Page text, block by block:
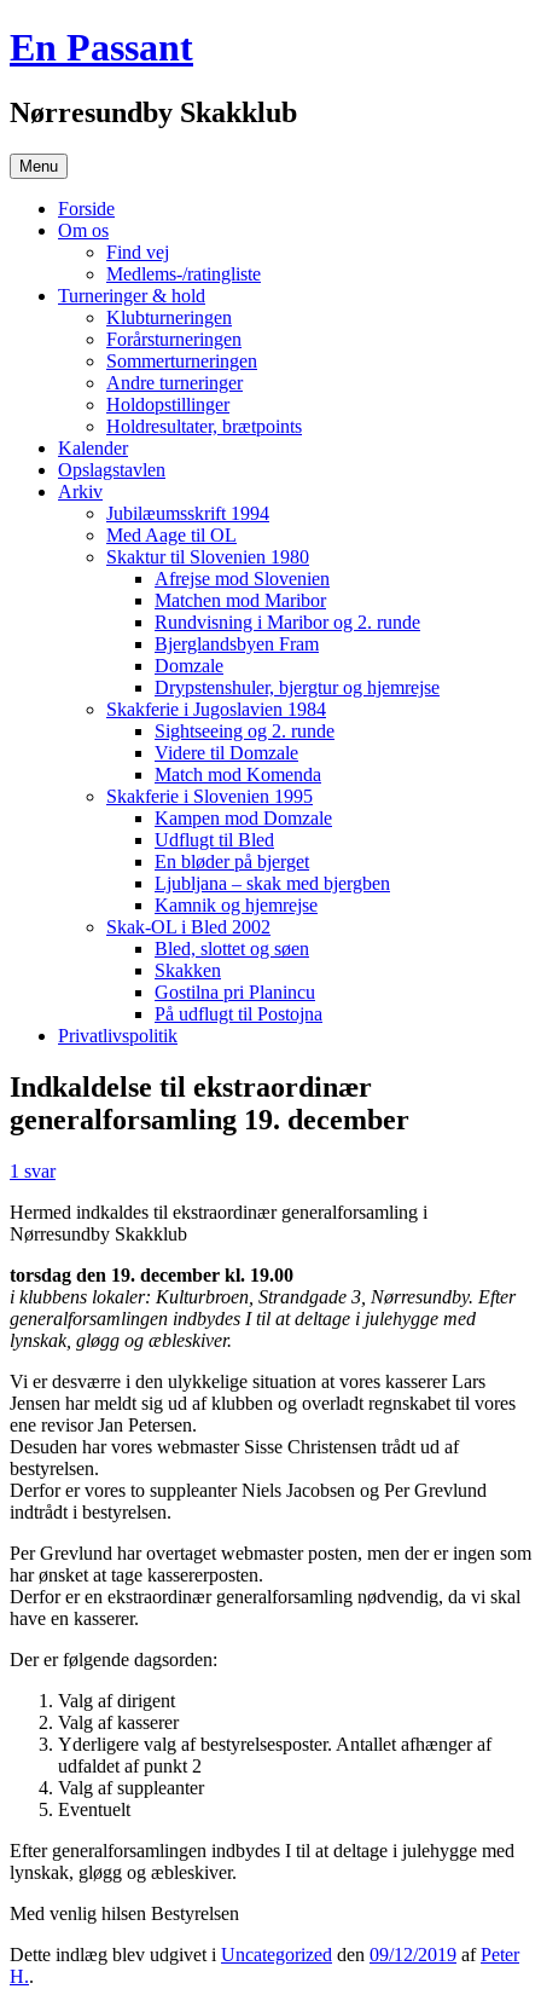
Hop
til
En Passant
Nørresundby Skakklub
Menu
Forside
Om os
Find vej
Medlems-/ratingliste
Turneringer & hold
Klubturneringen
Forårsturneringen
Sommerturneringen
Andre turneringer
Holdopstillinger
Holdresultater, brætpoints
Kalender
Opslagstavlen
Arkiv
Jubilæumsskrift 1994
Med Aage til OL
Skaktur til Slovenien 1980
Afrejse mod Slovenien
Matchen mod Maribor
Rundvisning i Maribor og 2. runde
Bjerglandsbyen Fram
Domzale
Drypstenshuler, bjergtur og hjemrejse
Skakferie i Jugoslavien 1984
Sightseeing og 2. runde
Videre til Domzale
Match mod Komenda
Skakferie i Slovenien 1995
Kampen mod Domzale
Udflugt til Bled
En bløder på bjerget
Ljubljana – skak med bjergben
Kamnik og hjemrejse
Skak-OL i Bled 2002
Bled, slottet og søen
Skakken
Gostilna pri Planincu
På udflugt til Postojna
Privatlivspolitik
Indkaldelse til ekstraordinær
generalforsamling 19. december
1 svar
Hermed indkaldes til ekstraordinær generalforsamling i
Nørresundby Skakklub
torsdag den 19. december kl. 19.00
i klubbens lokaler: Kulturbroen, Strandgade 3, Nørresundby. Efter
generalforsamlingen indbydes I til at deltage i julehygge med
lynskak, gløgg og æbleskiver.
Vi er desværre i den ulykkelige situation at vores kasserer Lars
Jensen har meldt sig ud af klubben og overladt regnskabet til vores
ene revisor Jan Petersen.
Desuden har vores webmaster Sisse Christensen trådt ud af
bestyrelsen.
Derfor er vores to suppleanter Niels Jacobsen og Per Grevlund
indtrådt i bestyrelsen.
Per Grevlund har overtaget webmaster posten, men der er ingen som
har ønsket at tage kassererposten.
Derfor er en ekstraordinær generalforsamling nødvendig, da vi skal
have en kasserer.
Der er følgende dagsorden:
Valg af dirigent
Valg af kasserer
Yderligere valg af bestyrelsesposter. Antallet afhænger af
udfaldet af punkt 2
Valg af suppleanter
Eventuelt
Efter generalforsamlingen indbydes I til at deltage i julehygge med
lynskak, gløgg og æbleskiver.
Med venlig hilsen Bestyrelsen
Dette indlæg blev udgivet i Uncategorized den 09/12/2019 afPeter
H..